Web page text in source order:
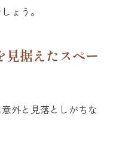
ょう。
見据えたスペー
外と見落としがちな